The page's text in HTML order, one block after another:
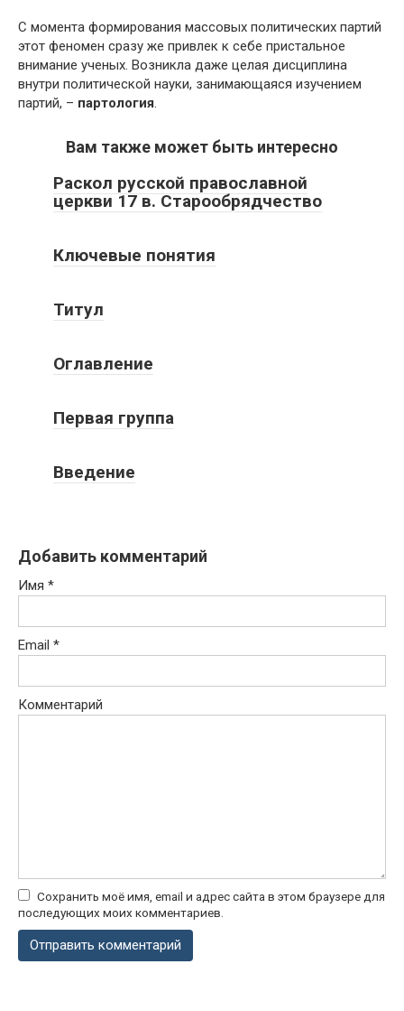
С момента формирования массовых политических партий
этот феномен сразу же привлек к себе пристальное
внимание ученых. Возникла даже целая дисциплина
внутри политической науки, занимающаяся изучением
партий, – партология.
Вам также может быть интересно
Раскол русской православной
церкви 17 в. Старообрядчество
Ключевые понятия
Титул
Оглавление
Первая группа
Введение
Добавить комментарий
Имя *
Email *
Комментарий
Сохранить моё имя, email и адрес сайта в этом браузере для
последующих моих комментариев.